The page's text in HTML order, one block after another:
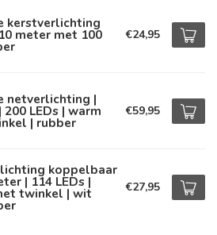
kerstverlichting
meter met 100 €24,95
netverlichting |
200 LEDs | warm
| rubber
€59,95
koppelbaar
| 114 LEDs |
twinkel | wit €27,95